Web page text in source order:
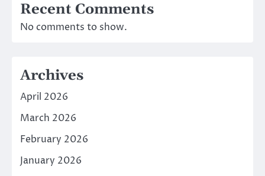
Recent Comments
No comments to show.
Archives
April 2026
March 2026
February 2026
January 2026